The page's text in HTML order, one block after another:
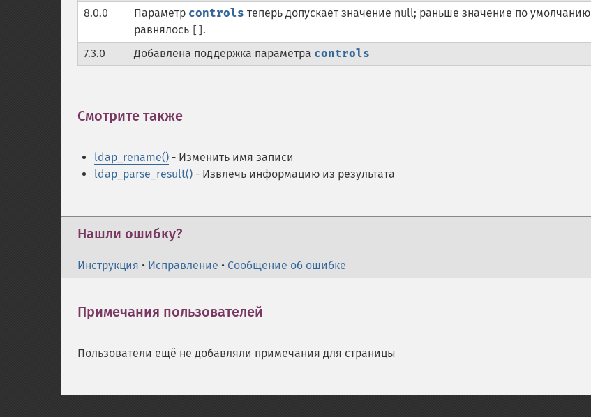
8.0.0
Параметр controls теперь допускает значение null; раньше значение по умолчанию
равнялось
.
7.3.0
Добавлена поддержка параметра controls
Смотрите также
ldap_rename() - Изменить имя записи
ldap_parse_result() - Извлечь информацию из результата
Нашли ошибку?
Инструкция • Исправление • Сообщение об ошибке
Примечания пользователей
Пользователи ещё не добавляли примечания для страницы